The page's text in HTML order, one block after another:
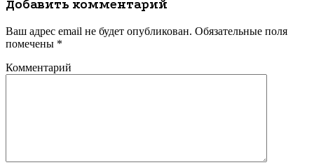
Добавить комментарий
Ваш адрес email не будет опубликован. Обязательные поля
помечены *
Комментарий